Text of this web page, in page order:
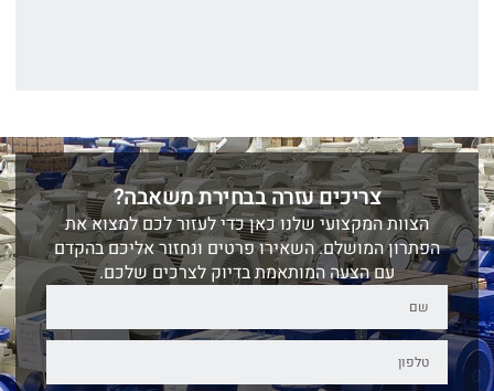
צריכים עזרה בבחירת משאבה?
הצוות המקצועי שלנו כאן כדי לעזור לכם למצוא את
הפתרון המושלם. השאירו פרטים ונחזור אליכם בהקדם
עם הצעה המותאמת בדיוק לצרכים שלכם.